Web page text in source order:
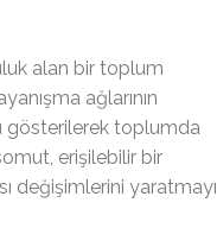
alan bir toplum
ağlarının
gösterilerek toplumda
erişilebilir bir
değişimlerini yaratmayı